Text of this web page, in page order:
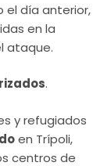
el día anterior,
en la
ataque.
.
y refugiados
en Trípoli,
centros de